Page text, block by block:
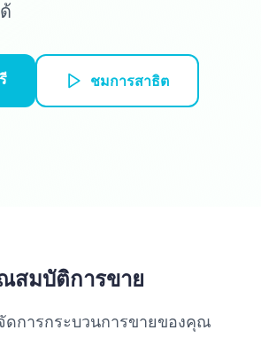
ชมการสาธิต
สมบัติการขาย
ดการกระบวนการขายของคุณ